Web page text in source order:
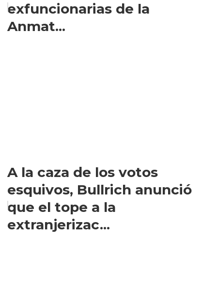
exfuncionarias de la
Anmat...
A la caza de los votos
esquivos, Bullrich anunció
que el tope a la
extranjerizac...